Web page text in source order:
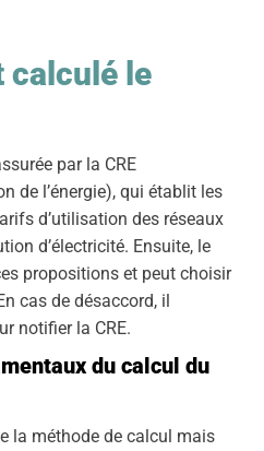
calculé le
par la CRE
de l’énergie), qui établit les
d’utilisation des réseaux
d’électricité. Ensuite, le
propositions et peut choisir
cas de désaccord, il
notifier la CRE.
du calcul du
la méthode de calcul mais